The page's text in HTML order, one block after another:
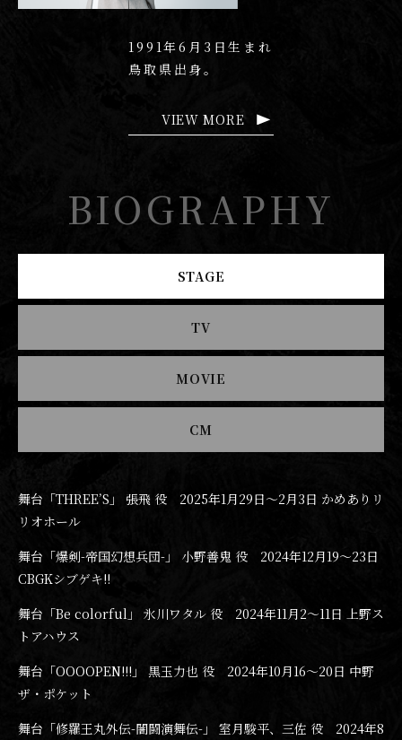
1991年6月3日生まれ
鳥取県出身。
VIEW MORE
BIOGRAPHY
STAGE
TV
MOVIE
CM
舞台「THREE’S」 張飛 役 2025年1月29日〜2月3日 かめありリ
リオホール
舞台「爆剣-帝国幻想兵団-」 小野善鬼 役 2024年12月19〜23日
CBGKシブゲキ!!
舞台「Be colorful」 氷川ワタル 役 2024年11月2〜11日 上野ス
トアハウス
舞台「OOOOPEN!!!」 黒玉力也 役 2024年10月16〜20日 中野
ザ・ポケット
舞台「修羅王丸外伝-闇闘演舞伝-」 室月駿平、三佐 役 2024年8